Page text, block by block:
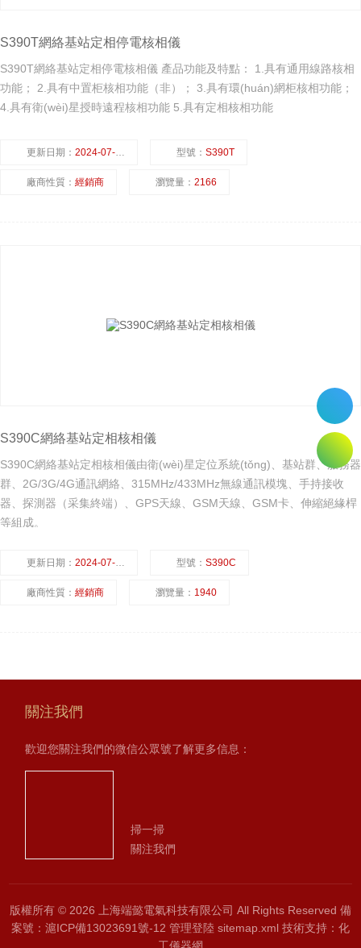
S390T網絡基站定相停電核相儀
S390T網絡基站定相停電核相儀 產品功能及特點： 1.具有通用線路核相
功能； 2.具有中置柜核相功能（非）； 3.具有環(huán)網柜核相功能；
4.具有衛(wèi)星授時遠程核相功能 5.具有定相核相功能
更新日期： 2024-07-23 型號： S390T
廠商性質： 經銷商 瀏覽量： 2166
S390C網絡基站定相核相儀
S390C網絡基站定相核相儀由衛(wèi)星定位系統(tǒng)、基站群、服務器
群、2G/3G/4G通訊網絡、315MHz/433MHz無線通訊模塊、手持接收
器、探測器（采集終端）、GPS天線、GSM天線、GSM卡、伸縮絕緣桿
等組成。
更新日期： 2024-07-23 型號： S390C
廠商性質： 經銷商 瀏覽量： 1940
關注我們
歡迎您關注我們的微信公眾號了解更多信息：
掃一掃
關注我們
版權所有 © 2026 上海端懿電氣科技有限公司 All Rights Reserved 備
案號：滬ICP備13023691號-12 管理登陸 sitemap.xml 技術支持： 化